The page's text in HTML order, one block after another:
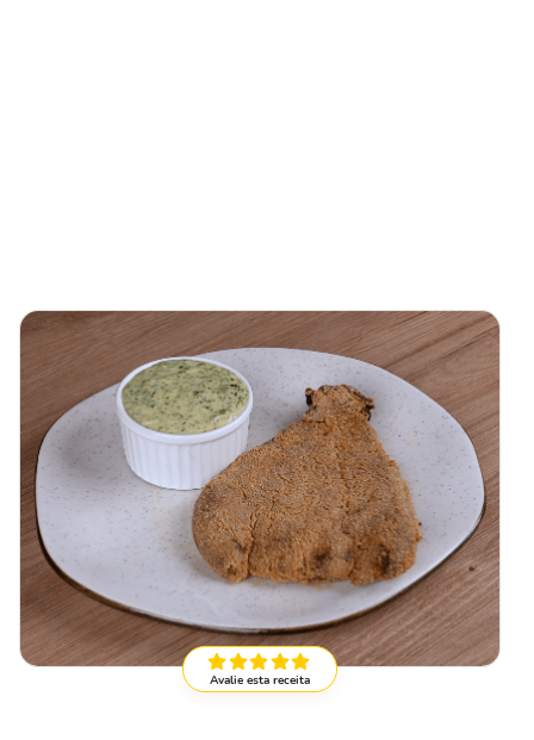
Avalie esta receita